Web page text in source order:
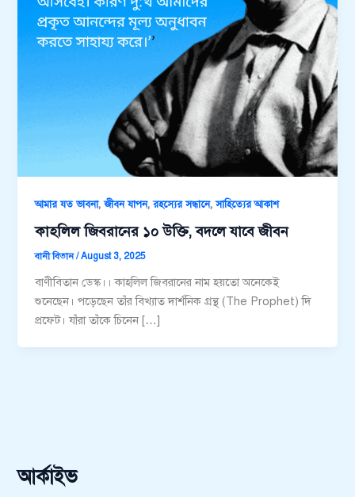
আমার যত ভাবনা,জীবন যাপন,রহস্যের সন্ধানে,সাহিত্যের আকাশ
কাহলিল জিবরানের ১০ উক্তি, বদলে যাবে জীবন
বানী বিতান/August 3, 2025
বাণীবিতান ডেস্ক।। কাহলিল জিবরানের নাম হয়তো অনেকেই
শুনেছেন। পড়েছেন তাঁর বিখ্যাত দার্শনিক গ্রন্থ (The Prophet) দি
প্রফেট। যাঁরা তাঁকে চিনেন […]
আর্কাইভ